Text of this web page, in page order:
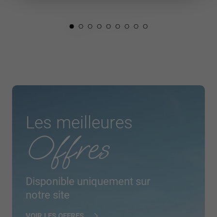
Les meilleures
Offres
Disponible uniquement sur
notre site